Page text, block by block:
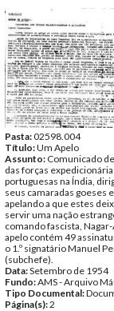
Pasta:02598.004
Título:Um Apelo
Assunto: Comunicado
das forças
portuguesas na Índia,
seus camaradas goeses
apelando a que estes
servir uma nação
comando fascista,
apelo contém 49
o 1.º signatário Manuel
(subchefe).
Data:Setembro de 1954
Fundo:AMS - Arquivo
Tipo Documental:
Página(s):2